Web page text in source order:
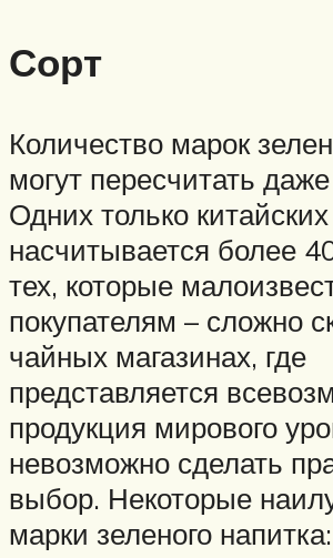
Сорт
Количество марок
могут пересчитать
Одних только
насчитывается более
тех, которые
покупателям – сложно
чайных магазинах, где
представляется
продукция мирового
невозможно сделать
выбор. Некоторые
марки зеленого напитка: